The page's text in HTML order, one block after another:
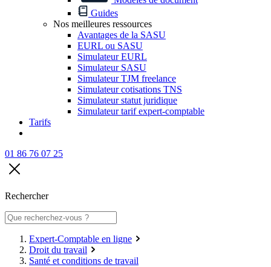
Guides
Nos meilleures ressources
Avantages de la SASU
EURL ou SASU
Simulateur EURL
Simulateur SASU
Simulateur TJM freelance
Simulateur cotisations TNS
Simulateur statut juridique
Simulateur tarif expert-comptable
Tarifs
01 86 76 07 25
Rechercher
Expert-Comptable en ligne
Droit du travail
Santé et conditions de travail